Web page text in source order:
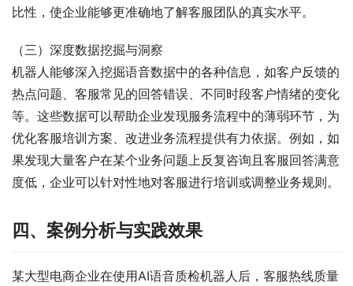
比性，使企业能够更准确地了解客服团队的真实水平。
（三）深度数据挖掘与洞察
机器人能够深入挖掘语音数据中的各种信息，如客户反馈的
热点问题、客服常见的回答错误、不同时段客户情绪的变化
等。这些数据可以帮助企业发现服务流程中的薄弱环节，为
优化客服培训方案、改进业务流程提供有力依据。例如，如
果发现大量客户在某个业务问题上反复咨询且客服回答满意
度低，企业可以针对性地对客服进行培训或调整业务规则。
四、案例分析与实践效果
某大型电商企业在使用AI语音质检机器人后，客服热线质量